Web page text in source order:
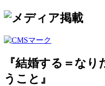
『結婚する＝な
うこと』